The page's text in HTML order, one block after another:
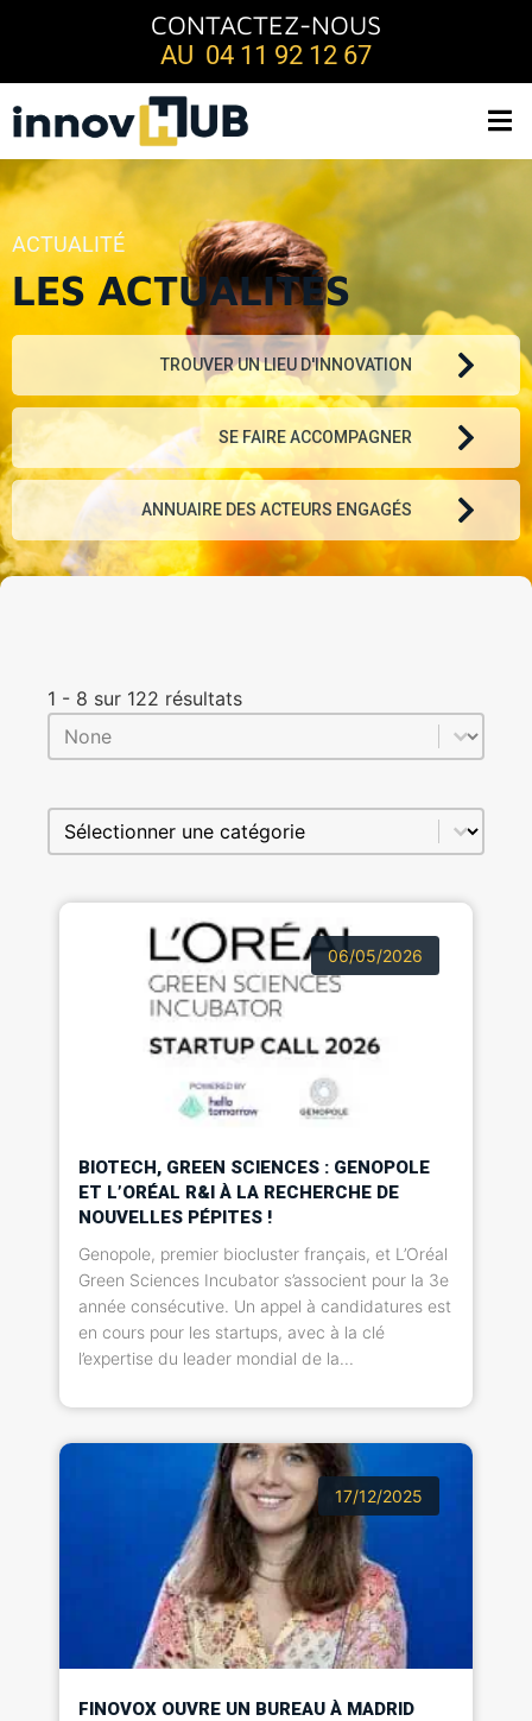
CONTACTEZ-NOUS
AU 04 11 92 12 67
ACTUALITÉ
LES ACTUALITÉS
TROUVER UN LIEU D'INNOVATION
SE FAIRE ACCOMPAGNER
ANNUAIRE DES ACTEURS ENGAGÉS
1 - 8 sur 122 résultats
Sort
Trier le contenu
Sélection catégories
Sélectionnez le contenu
06/05/2026
BIOTECH, GREEN SCIENCES : GENOPOLE
ET L’ORÉAL R&I À LA RECHERCHE DE
NOUVELLES PÉPITES !
Genopole, premier biocluster français, et L’Oréal
Green Sciences Incubator s’associent pour la 3e
année consécutive. Un appel à candidatures est
en cours pour les startups, avec à la clé
l’expertise du leader mondial de la...
17/12/2025
FINOVOX OUVRE UN BUREAU À MADRID